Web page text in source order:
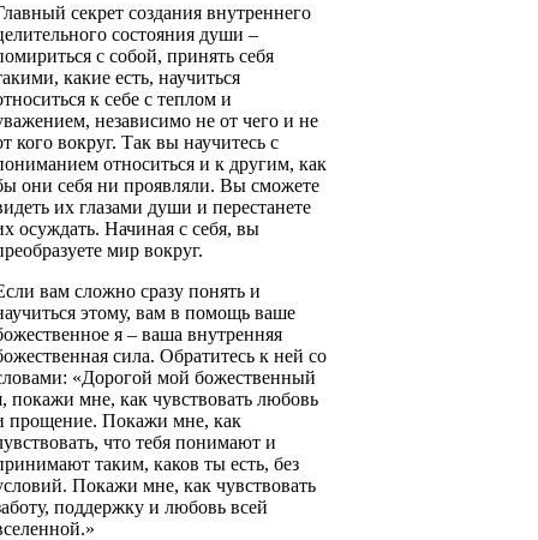
секрет создания внутреннего
состояния души –
с собой, принять себя
какие есть, научиться
к себе с теплом и
независимо не от чего и не
кого вокруг. Так вы научитесь с
относиться и к другим, как
они себя ни проявляли. Вы сможете
их глазами души и перестанете
осуждать. Начиная с себя, вы
мир вокруг.
вам сложно сразу понять и
этому, вам в помощь ваше
я – ваша внутренняя
сила. Обратитесь к ней со
«Дорогой мой божественный
покажи мне, как чувствовать любовь
прощение. Покажи мне, как
что тебя понимают и
таким, каков ты есть, без
Покажи мне, как чувствовать
поддержку и любовь всей